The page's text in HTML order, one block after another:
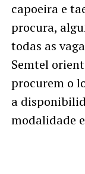
capoeira e
procura,
todas as
Semtel
procurem o
a
modalidade